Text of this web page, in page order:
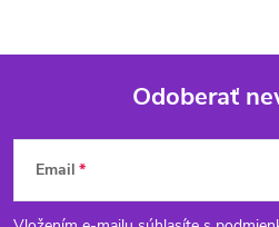
Z
á
Odoberať
Email